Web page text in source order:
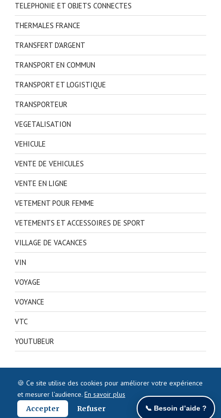
TELEPHONIE ET OBJETS CONNECTES
THERMALES FRANCE
TRANSFERT D'ARGENT
TRANSPORT EN COMMUN
TRANSPORT ET LOGISTIQUE
TRANSPORTEUR
VEGETALISATION
VEHICULE
VENTE DE VEHICULES
VENTE EN LIGNE
VETEMENT POUR FEMME
VETEMENTS ET ACCESSOIRES DE SPORT
VILLAGE DE VACANCES
VIN
VOYAGE
VOYANCE
VTC
YOUTUBEUR
🍪 Ce site utilise des cookies pour améliorer votre expérience
et mesurer l’audience. En savoir plus
Accepter
Refuser 📞 Besoin d’aide ?